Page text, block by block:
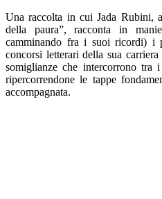
Una raccolta in cui Jada Rubini,
della paura”, racconta in
camminando fra i suoi ricordi) i
concorsi letterari della sua
somiglianze che intercorrono
ripercorrendone le tappe
accompagnata.